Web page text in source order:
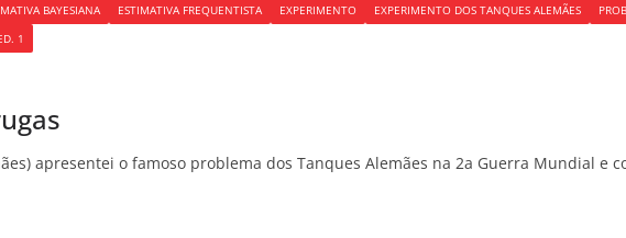
BAYESIANA ESTIMATIVA FREQUENTISTA EXPERIMENTO EXPERIMENTO DOS TANQUES ALEMÃES
1
apresentei o famoso problema dos Tanques Alemães na 2a Guerra Mundial e